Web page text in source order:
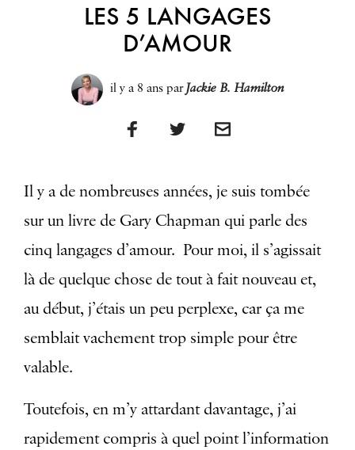
LES 5 LANGAGES
D’AMOUR
il y a 8 ansparJackie B. Hamilton
Il y a de nombreuses années, je suis tombée
sur un livre de Gary Chapman qui parle des
cinq langages d’amour. Pour moi, il s’agissait
là de quelque chose de tout à fait nouveau et,
au début, j’étais un peu perplexe, car ça me
semblait vachement trop simple pour être
valable.
Toutefois, en m’y attardant davantage, j’ai
rapidement compris à quel point l’information